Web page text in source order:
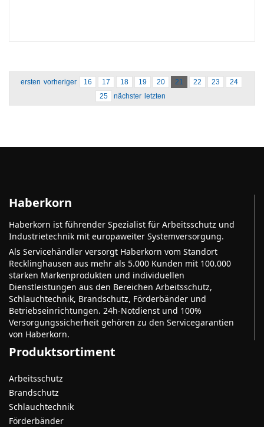
ersten vorheriger 16 17 18 19 20 21 22 23
24
25
nächster letzten
Haberkorn
Haberkorn ist führender Spezialist für Arbeitsschutz und
Industrietechnik mit europaweiter Systemversorgung.
Als Servicehändler versorgt Haberkorn vom Standort
Recklinghausen aus mehr als 5.000 Kunden mit 100.000
starken Markenprodukten und individuellen
Dienstleistungen aus den Bereichen Arbeitsschutz,
Schlauchtechnik, Brandschutz, Förderbänder und
Betriebseinrichtungen. 24h-Notdienst und 100%
Versorgungssicherheit gehören zu den Servicegarantien
von Haberkorn.
Produktsortiment
Arbeitsschutz
Brandschutz
Schlauchtechnik
Förderbänder